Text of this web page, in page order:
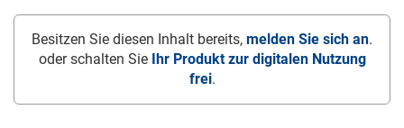
Besitzen Sie diesen Inhalt bereits, melden Sie sich an.
oder schalten Sie
Ihr Produkt zur digitalen Nutzung
frei.